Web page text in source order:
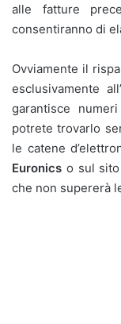
alle fatture
consentiranno di
Ovviamente il
esclusivamente
garantisce
potrete trovarlo
le catene
Euronics o sul sito
che non supererà